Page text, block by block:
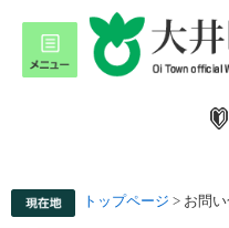
トップページ > お問